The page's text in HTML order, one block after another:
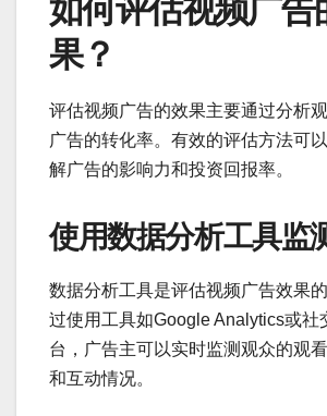
如何评估视频广告
果？
评估视频广告的效果主要通过分析
广告的转化率。有效的评估方法可
解广告的影响力和投资回报率。
使用数据分析工具监
数据分析工具是评估视频广告效果
过使用工具如Google Analytics或社
台，广告主可以实时监测观众的观
和互动情况。